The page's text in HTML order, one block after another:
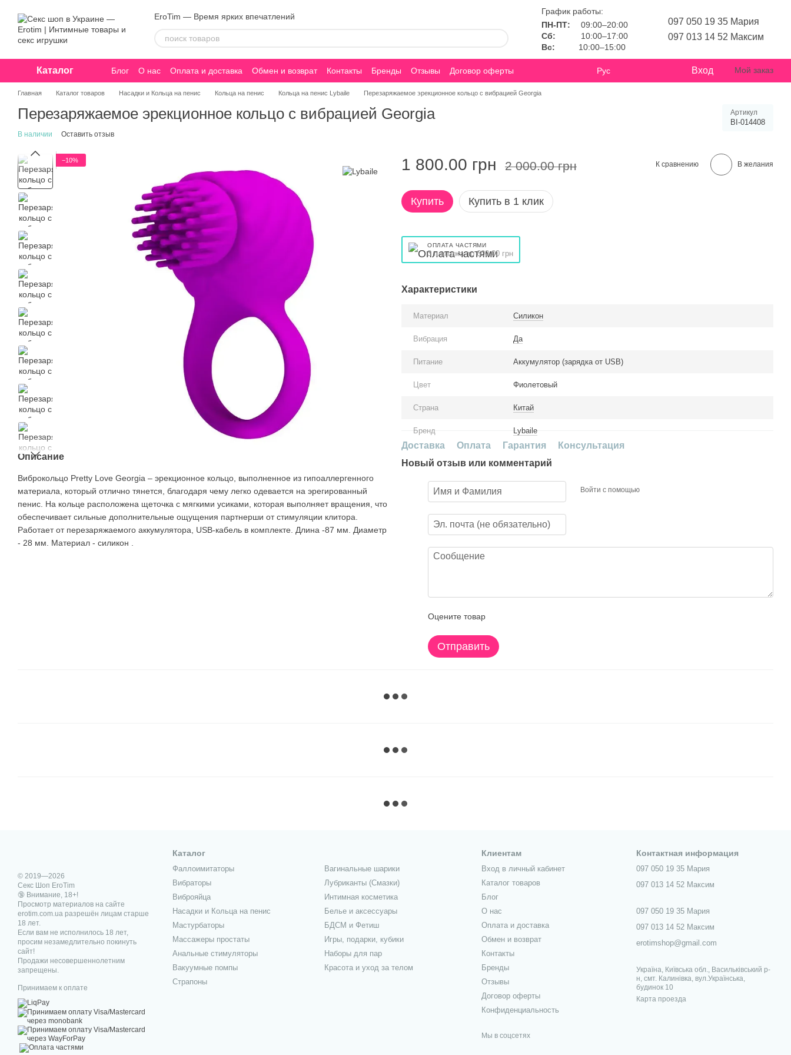
EroTim — Время ярких впечатлений
График работы:
ПН-ПТ:
09:00–20:00
Сб:
10:00–17:00
Вс:
10:00–15:00
097 050 19 35 Мария
097 013 14 52 Максим
Каталог Блог О нас Оплата и доставка Обмен и возврат Контакты Бренды Отзывы
Договор оферты
Конфиденциальность
Рус Вход Мой заказ
Главная Каталог товаров Насадки и Кольца на пенис Кольца на пенис Кольца на пенис Lybaile Перезаряжаемое эрекционное кольцо с вибрацией Georgia
Перезаряжаемое эрекционное кольцо с вибрацией Georgia Артикул
BI-014408
В наличии Оставить отзыв
−10%
Описание
Виброкольцо Pretty Love Georgia – эрекционное кольцо, выполненное из гипоаллергенного
материала, который отлично тянется, благодаря чему легко одевается на эрегированный
пенис. На кольце расположена щеточка с мягкими усиками, которая выполняет вращения, что
обеспечивает сильные дополнительные ощущения партнерши от стимуляции клитора.
Работает от перезаряжаемого аккумулятора, USB-кабель в комплекте. Длина -87 мм. Диаметр
- 28 мм. Материал - силикон .
1 800.00 грн 2 000.00 грн К сравнению В желания
Купить Купить в 1 клик
ОПЛАТА ЧАСТЯМИ
3 платежа по 600.00 грн
Характеристики
Материал Силикон
Вибрация Да
Питание Аккумулятор (зарядка от USB)
Цвет Фиолетовый
Страна Китай
Бренд Lybaile
Доставка Оплата Гарантия
Консультация
Новый отзыв или комментарий
Войти с помощью
Оцените товар
Отправить
© 2019—2026
Секс Шоп EroTim
🔞 Внимание, 18+!
Просмотр материалов на сайте
erotim.com.ua разрешён лицам старше
18 лет.
Если вам не исполнилось 18 лет,
просим незамедлительно покинуть
сайт!
Продажи несовершеннолетним
запрещены.
Принимаем к оплате
Каталог
Фаллоимитаторы
Вибраторы
Виброяйца
Насадки и Кольца на пенис
Мастурбаторы
Массажеры простаты
Анальные стимуляторы
Вакуумные помпы
Страпоны
Вагинальные шарики
Лубриканты (Смазки)
Интимная косметика
Белье и аксессуары
БДСМ и Фетиш
Игры, подарки, кубики
Наборы для пар
Красота и уход за телом
Клиентам
Вход в личный кабинет
Каталог товаров
Блог
О нас
Оплата и доставка
Обмен и возврат
Контакты
Бренды
Отзывы
Договор оферты
Конфиденциальность
Мы в соцсетях
Контактная информация
097 050 19 35 Мария
097 013 14 52 Максим
097 050 19 35 Мария
097 013 14 52 Максим
erotimshop@gmail.com
Україна, Київська обл., Васильківський р-
н, смт. Калинівка, вул.Українська,
будинок 10
Карта проезда